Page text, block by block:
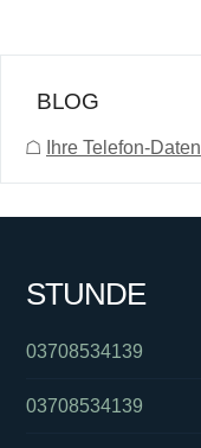
BLOG
☖ Ihre Telefon-Daten
STUNDE
03708534139
03708534139